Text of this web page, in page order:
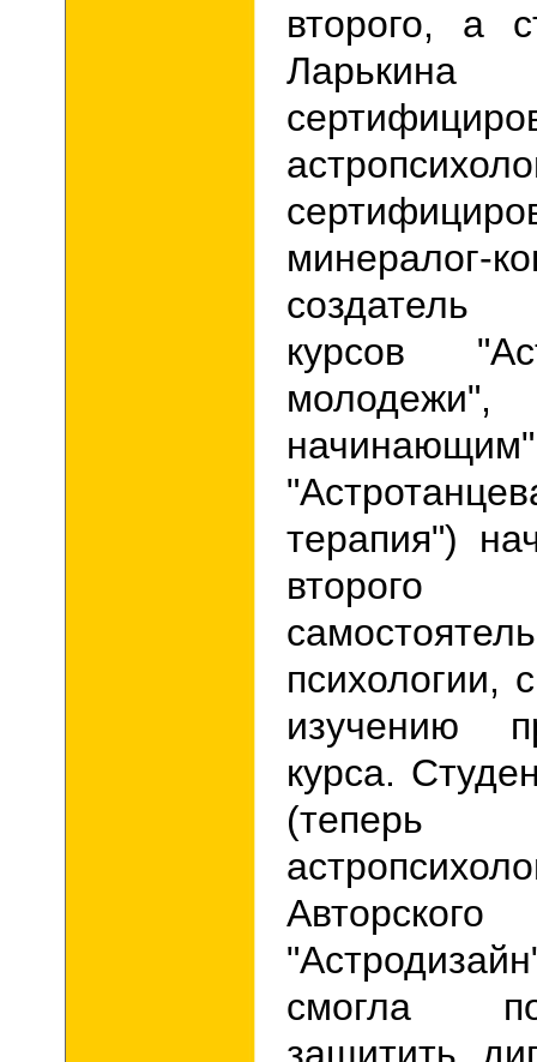
второго, а
минералог-
курсов
терапия")
психологии,
изучению
курса.
смогла